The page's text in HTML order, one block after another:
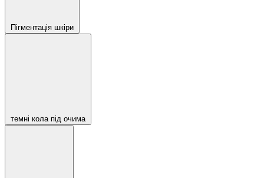
Пігментація шкіри
темні кола під очима